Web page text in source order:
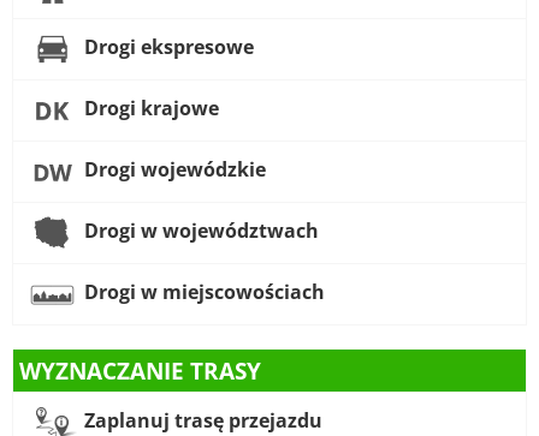
Drogi ekspresowe
Drogi krajowe
Drogi wojewódzkie
Drogi w województwach
Drogi w miejscowościach
WYZNACZANIE TRASY
Zaplanuj trasę przejazdu